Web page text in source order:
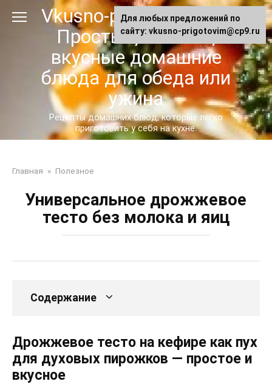
Vkusno-prigotovim.ru -
Простые, сытные,
вкусные домашние
блюда для обеда или
ужина
Рецепты домашних блюд, которые легко
приготовить у себя на кухне.
Главная » Полезное
Универсальное дрожжевое
тесто без молока и яиц
Содержание
Дрожжевое тесто на кефире как пух
для духовых пирожков — простое и
вкусное
Для любых предложений по
сайту: vkusno-prigotovim@cp9.ru